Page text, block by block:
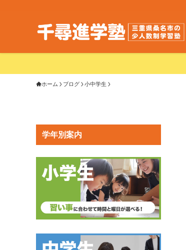
ホーム ブログ 小中学生
学年別案内